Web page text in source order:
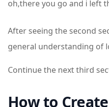
oh,there you go and i left
After seeing the second
general understanding of
Continue the next third
How to